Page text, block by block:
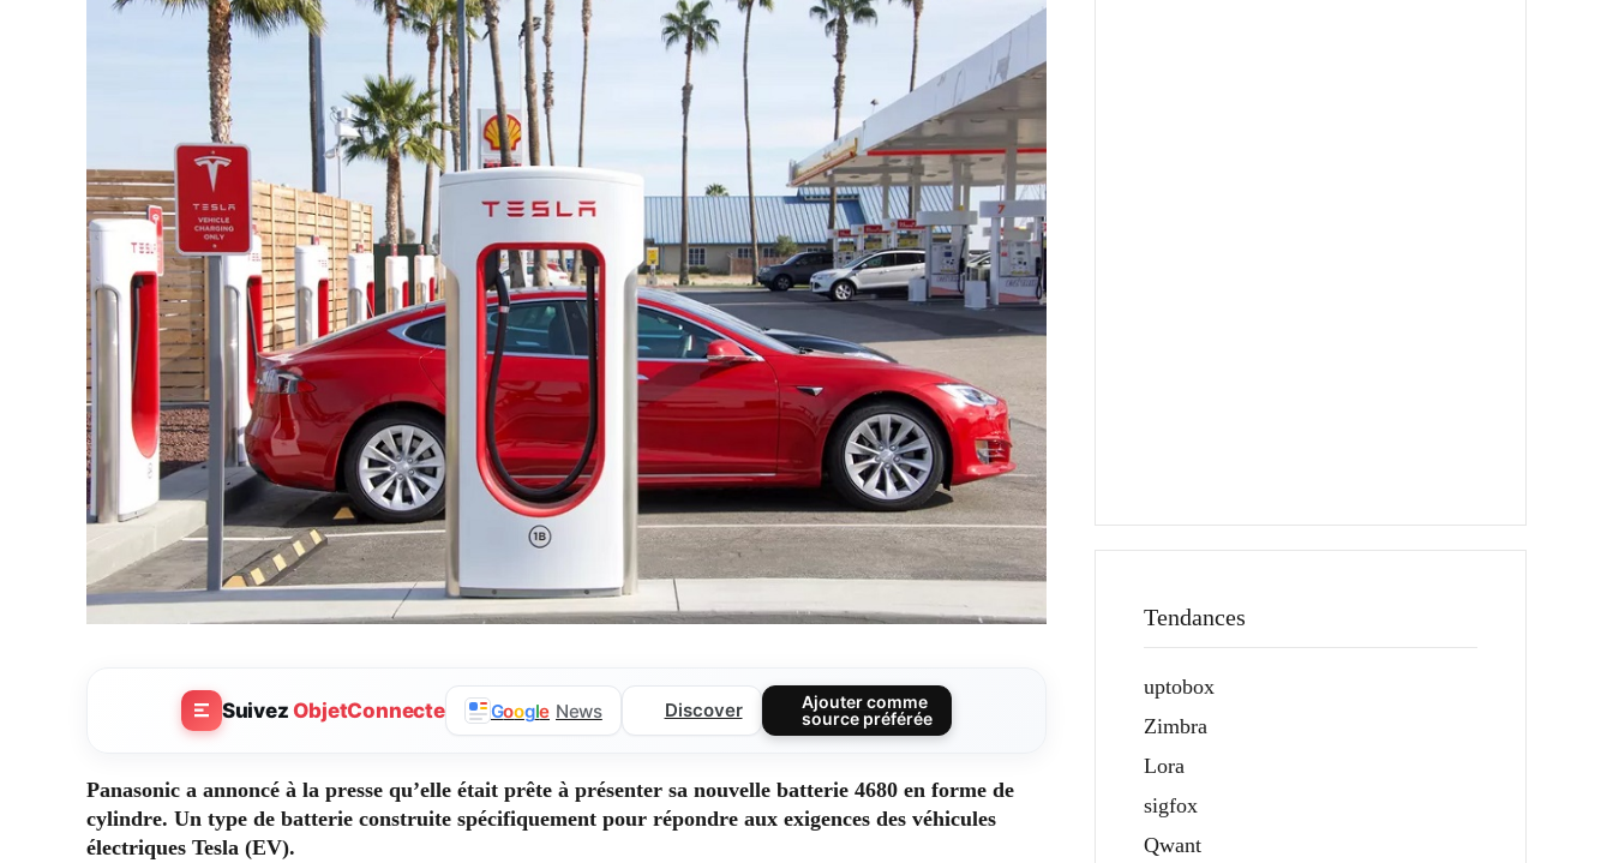
SuivezObjetConnecte Google News Discover
Ajouter comme
source préférée
Panasonic a annoncé à la presse qu’elle était prête à présenter sa nouvelle batterie 4680 en forme de
cylindre. Un type de batterie construite spécifiquement pour répondre aux exigences des véhicules
électriques Tesla (EV).
Tendances
uptobox
Zimbra
Lora
sigfox
Qwant